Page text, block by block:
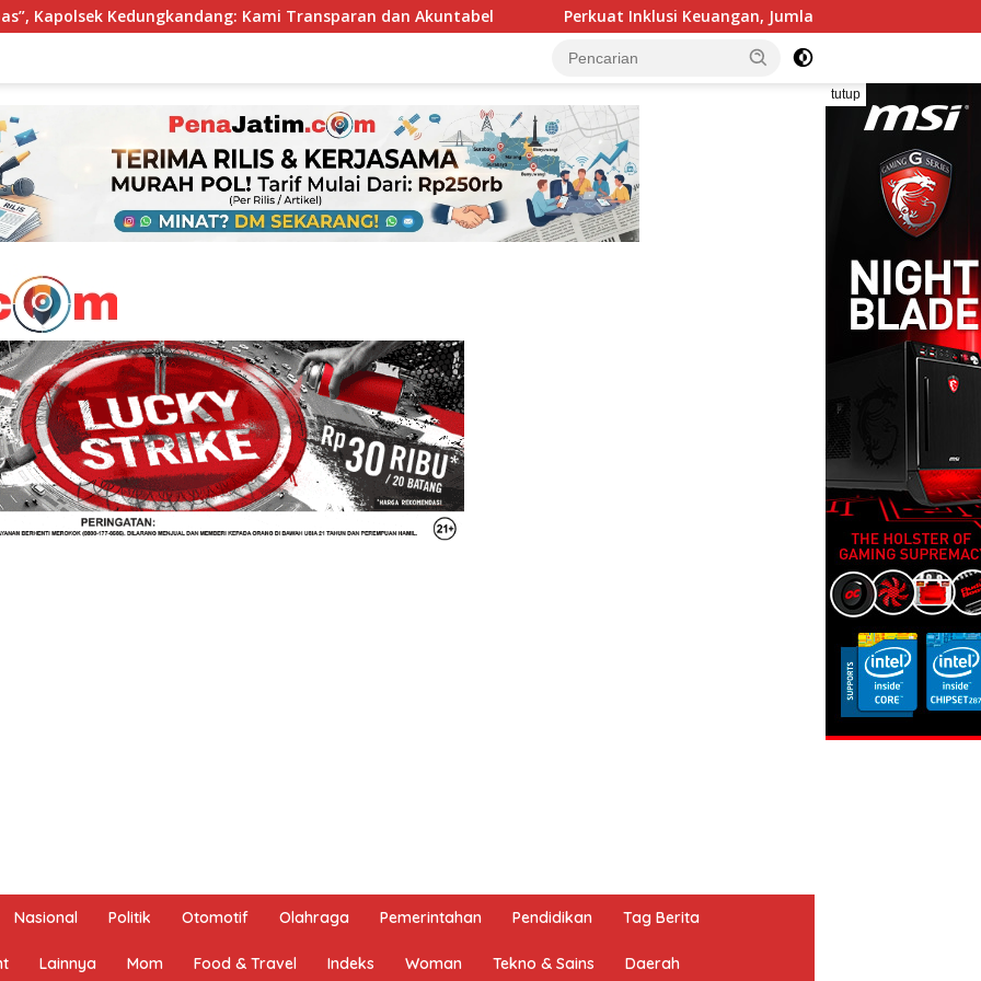
Kami Transparan dan Akuntabel Perkuat Inklusi Keuangan, Jumlah BRILink Agen di Region 13 Malang Capai 104
tutup
Nasional Politik Otomotif Olahraga Pemerintahan Pendidikan Tag Berita
Lainnya Mom Food & Travel Indeks Woman Tekno & Sains Daerah